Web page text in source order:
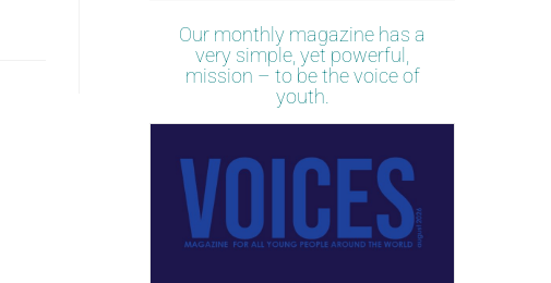
Our monthly magazine has a
very simple, yet powerful,
mission – to be the voice of
youth.